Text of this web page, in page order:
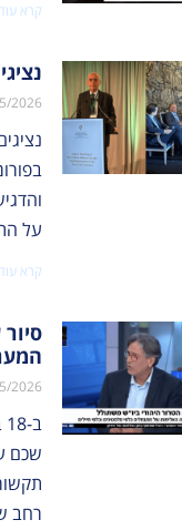
קרא
2026
על
קרא
2026
שכם
רחב